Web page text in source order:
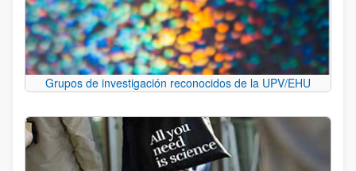
Grupos de investigación reconocidos de la UPV/EHU